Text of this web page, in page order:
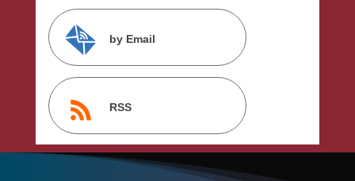
by Email
RSS